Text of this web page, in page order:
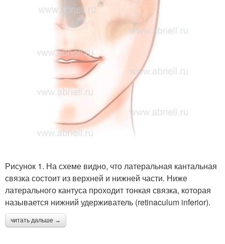
Рисунок 1. На схеме видно, что латеральная кантальная
связка состоит из верхней и нижней части. Ниже
латерального кантуса проходит тонкая связка, которая
называется нижний удерживатель (retinaculum inferior).
читать дальше →